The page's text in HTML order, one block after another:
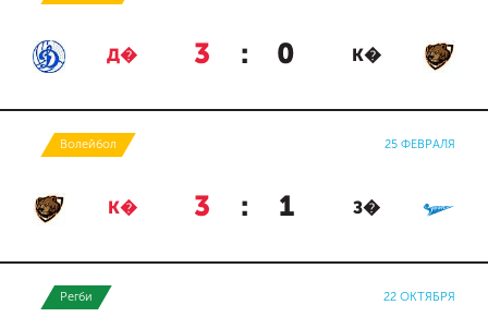
Д� 3 : 0 К�
Волейбол 25 ФЕВРАЛЯ
К� 3 : 1 З�
Регби 22 ОКТЯБРЯ